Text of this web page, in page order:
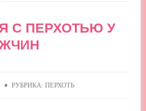
С ПЕРХОТЬЮ У
РУБРИКА: ПЕРХОТЬ